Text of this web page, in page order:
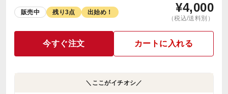
販売中 残り3点 出始め！ ¥4,000
（税込/送料別）
今すぐ注文 カートに入れる
＼ここがイチオシ／